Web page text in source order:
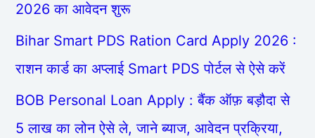
2026 का आवेदन शुरू
Bihar Smart PDS Ration Card Apply 2026 :
राशन कार्ड का अप्लाई Smart PDS पोर्टल से ऐसे करें
BOB Personal Loan Apply : बैंक ऑफ़ बड़ौदा से
5 लाख का लोन ऐसे ले, जाने ब्याज, आवेदन प्रक्रिया,